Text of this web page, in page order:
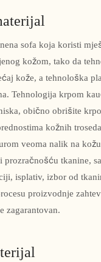
sofa koja koristi
kožom, tako da
kože, a tehnološka
Tehnologija krpom
obično obrišite
kožnih
veoma nalik na
prozračnošću tkanine,
isplativ, izbor od
proizvodnje
zagarantovan.